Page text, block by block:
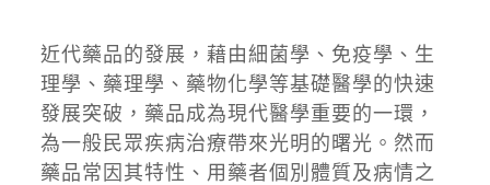
近代藥品的發展，藉由細菌學、免疫學、生
理學、藥理學、藥物化學等基礎醫學的快速
發展突破，藥品成為現代醫學重要的一環，
為一般民眾疾病治療帶來光明的曙光。然而
藥品常因其特性、用藥者個別體質及病情之